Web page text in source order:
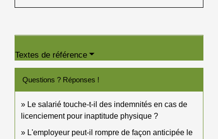
Textes de référence
Questions ? Réponses !
Le salarié touche-t-il des indemnités en cas de
licenciement pour inaptitude physique ?
L'employeur peut-il rompre de façon anticipée le